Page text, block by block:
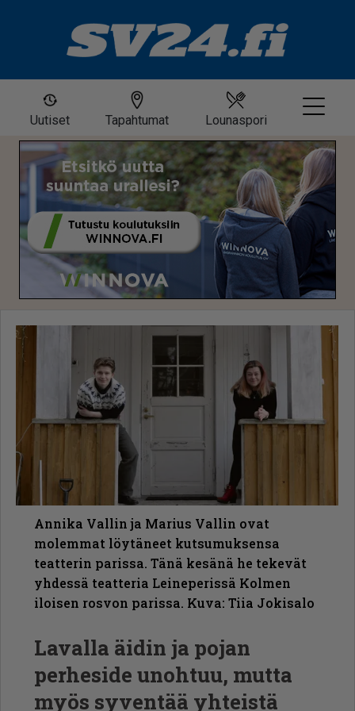
Uutiset Tapahtumat Lounaspori
Annika Vallin ja Marius Vallin ovat
molemmat löytäneet kutsumuksensa
teatterin parissa. Tänä kesänä he tekevät
yhdessä teatteria Leineperissä Kolmen
iloisen rosvon parissa. Kuva: Tiia Jokisalo
Lavalla äidin ja pojan
perheside unohtuu, mutta
myös syventää yhteistä